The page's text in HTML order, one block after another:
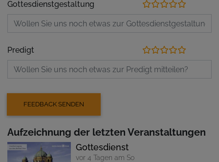
Gottesdienstgestaltung
Predigt
Aufzeichnung der letzten Veranstaltungen
Gottesdienst
vor 4 Tagen am So